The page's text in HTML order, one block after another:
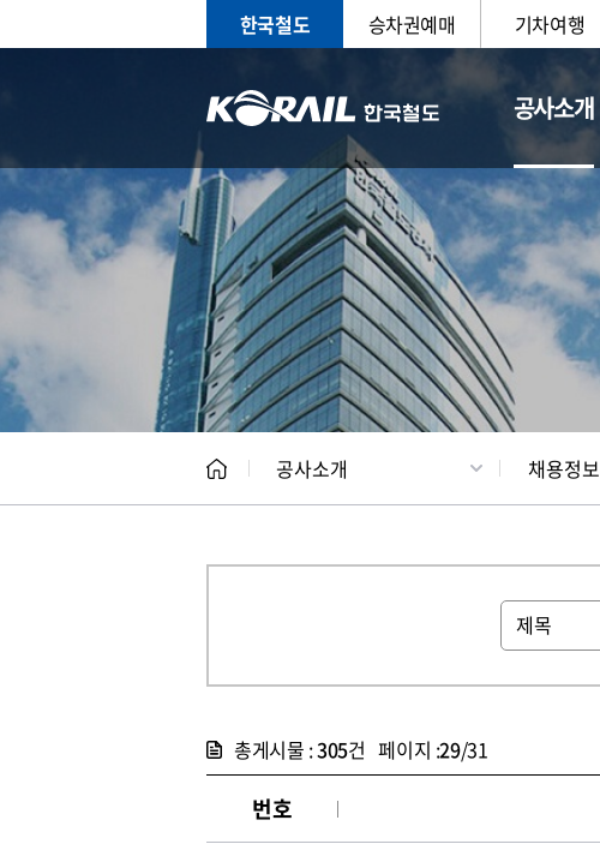
한국철도 승차권예매 기차여행
공사소개
CEO 일반현황
공사소개 채용정보
총게시물 :305건 페이지 :29/31
번호